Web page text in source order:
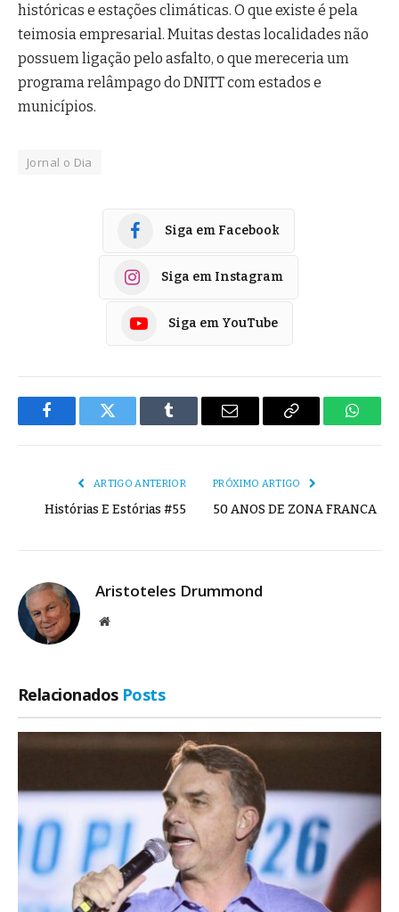
históricas e estações climáticas. O que existe é pela
teimosia empresarial. Muitas destas localidades não
possuem ligação pelo asfalto, o que mereceria um
programa relâmpago do DNITT com estados e
municípios.
Jornal o Dia
Siga em Facebook
Siga em Instagram
Siga em YouTube
FacebookTwitter Tumblr
E-
Copiar
ARTIGO ANTERIOR
Histórias E Estórias #55
PRÓXIMO ARTIGO
50 ANOS DE ZONA FRANCA
Aristoteles Drummond
Site
Relacionados Posts